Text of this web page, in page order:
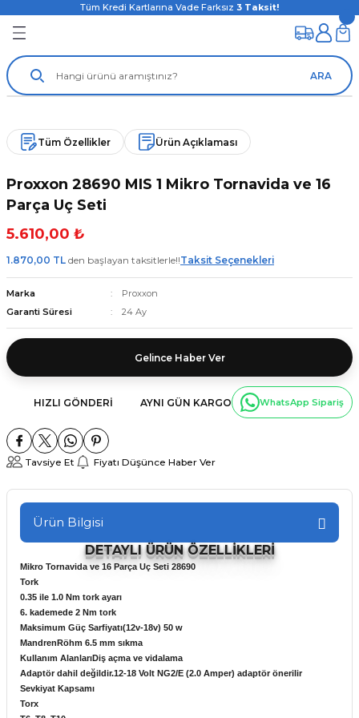
Tüm Kredi Kartlarına Vade Farksız 3 Taksit!
ARA
Tüm Özellikler Ürün Açıklaması
Proxxon 28690 MIS 1 Mikro Tornavida ve 16
Parça Uç Seti
5.610,00 ₺
1.870,00 TL den başlayan taksitlerle!!Taksit Seçenekleri
Marka
Proxxon
Garanti Süresi
24 Ay
Gelince Haber Ver
HIZLI GÖNDERI AYNI GÜN KARGO WhatsApp Sipariş
Tavsiye Et Fiyatı Düşünce Haber Ver
Ürün Bilgisi
DETAYLI ÜRÜN ÖZELLİKLERİ
Mikro Tornavida ve 16 Parça Uç Seti 28690
Tork
0.35 ile 1.0 Nm tork ayarı
6. kademede 2 Nm tork
Maksimum Güç Sarfiyatı(12v-18v) 50 w
MandrenRöhm 6.5 mm sıkma
Kullanım AlanlarıDiş açma ve vidalama
Adaptör dahil değildir.12-18 Volt NG2/E (2.0 Amper) adaptör önerilir
Sevkiyat Kapsamı
Torx